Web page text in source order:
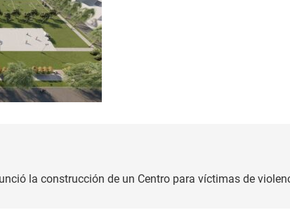
la construcción de un Centro para víctimas de